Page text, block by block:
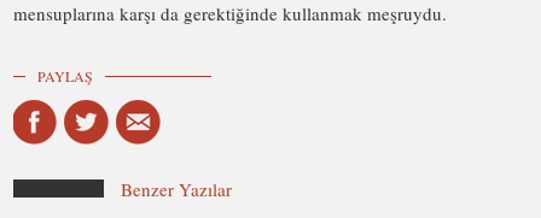
mensuplarına karşı da gerektiğinde kullanmak meşruydu.
PAYLAŞ
Benzer Yazılar